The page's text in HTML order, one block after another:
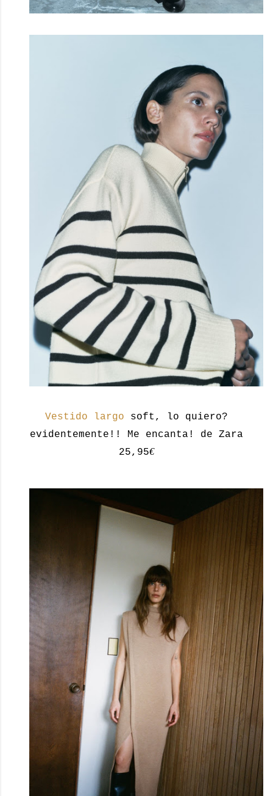
Vestido largo soft, lo quiero?
evidentemente!! Me encanta! de Zara
25,95€